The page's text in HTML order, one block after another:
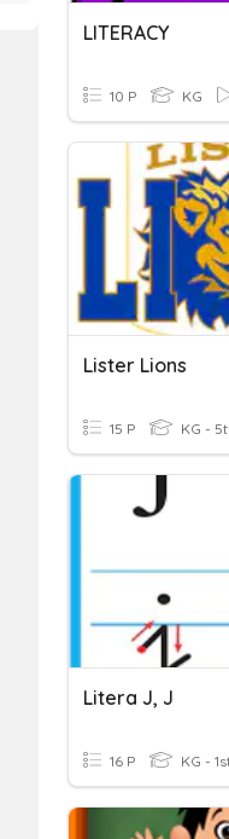
LITERACY
10 P KG
Lister Lions
15 P KG -
Litera J, J
16 P KG -